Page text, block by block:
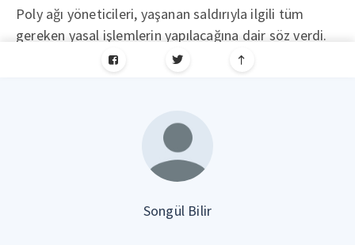
Poly ağı yöneticileri, yaşanan saldırıyla ilgili tüm
gereken yasal işlemlerin yapılacağına dair söz verdi.
Songül Bilir